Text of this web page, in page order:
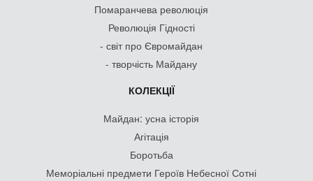
Помаранчева революція
Революція Гідності
- світ про Євромайдан
- творчість Майдану
КОЛЕКЦІЇ
Майдан: усна історія
Агітація
Боротьба
Меморіальні предмети Героїв Небесної Сотні